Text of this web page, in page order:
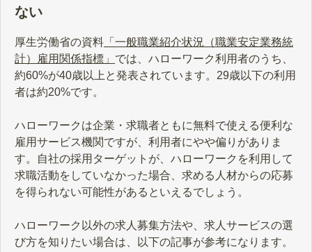
ない
厚生労働省の資料 「一般職業紹介状況（職業安定業務統
計）雇用関係指標」 では、ハローワーク利用者のうち、
約60%が40歳以上と発表されています。29歳以下の利用
者は約20%です。
ハローワークは企業・求職者ともに無料で使える便利な
雇用サービス機関ですが、利用者にやや偏りがありま
す。自社の採用ターゲットが、ハローワークを利用して
求職活動をしていなかった場合、求める人材からの応募
を得られない可能性があるといえるでしょう。
ハローワーク以外の求人募集方法や、求人サービスの選
び方を知りたい場合は、以下の記事が参考になります。